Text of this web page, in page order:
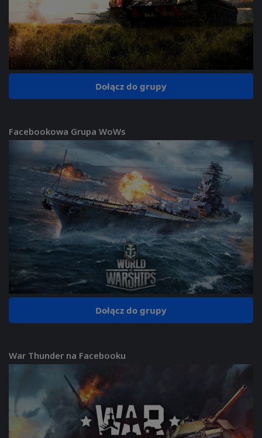
Dołącz do grupy
Facebookowa Grupa WoWs
Dołącz do grupy
War Thunder na Facebooku